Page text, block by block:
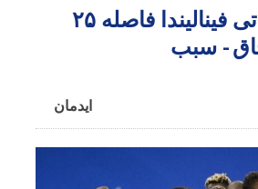
دنیا چمپیوناتی فینالیندا فاصله ۲۵
- سبب
ایدمان